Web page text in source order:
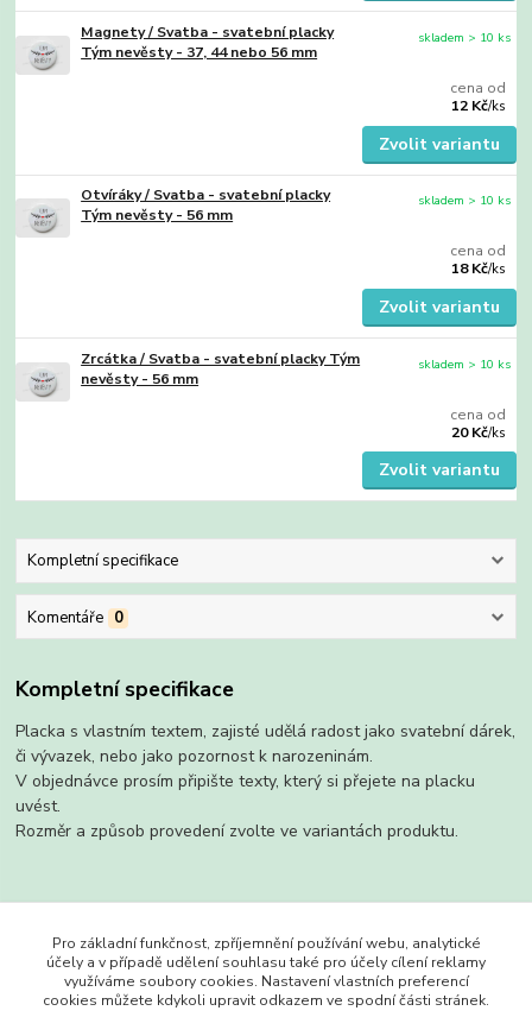
Magnety / Svatba - svatební placky
Tým nevěsty - 37, 44 nebo 56 mm
cena od
12 Kč/ks
skladem > 10 ks
Zvolit variantu
Otvíráky / Svatba - svatební placky
Tým nevěsty - 56 mm
cena od
18 Kč/ks
skladem > 10 ks
Zvolit variantu
Zrcátka / Svatba - svatební placky Tým
nevěsty - 56 mm
cena od
20 Kč/ks
skladem > 10 ks
Zvolit variantu
Kompletní specifikace
Komentáře 0
Kompletní specifikace
Placka s vlastním textem, zajisté udělá radost jako svatební dárek,
či vývazek, nebo jako pozornost k narozeninám.
V objednávce prosím připište texty, který si přejete na placku
uvést.
Rozměr a způsob provedení zvolte ve variantách produktu.
Zboží zařazeno v kategoriích
Placky
Pro základní funkčnost, zpříjemnění používání webu, analytické
účely a v případě udělení souhlasu také pro účely cílení reklamy
využíváme soubory cookies. Nastavení vlastních preferencí
cookies můžete kdykoli upravit odkazem ve spodní části stránek.